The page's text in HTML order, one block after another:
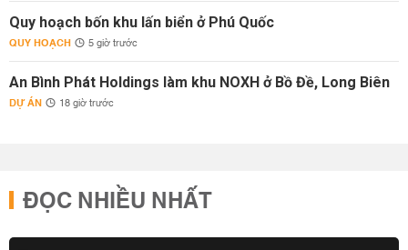
Quy hoạch bốn khu lấn biển ở Phú Quốc
QUY HOẠCH 5 giờ trước
An Bình Phát Holdings làm khu NOXH ở Bồ Đề, Long Biên
DỰ ÁN 18 giờ trước
ĐỌC NHIỀU NHẤT